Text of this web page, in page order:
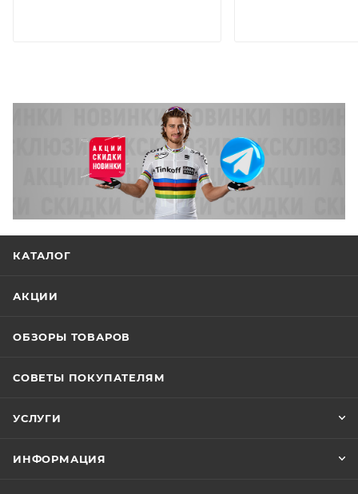
КАТАЛОГ
АКЦИИ
ОБЗОРЫ ТОВАРОВ
СОВЕТЫ ПОКУПАТЕЛЯМ
УСЛУГИ
ИНФОРМАЦИЯ